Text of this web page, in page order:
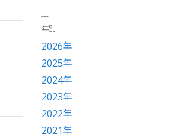
年別
2026年
2025年
2024年
2023年
2022年
2021年